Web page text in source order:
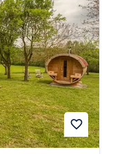
favorite